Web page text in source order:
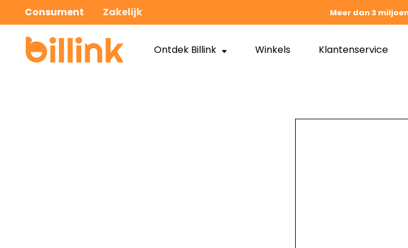
Consument Zakelijk Meer dan 3
Ontdek Billink Winkels Klantenservice